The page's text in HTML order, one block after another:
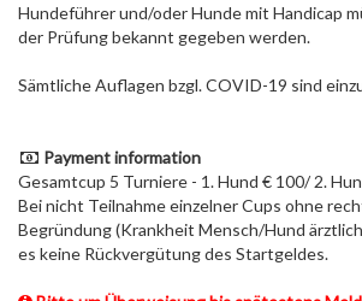
Hundeführer und/oder Hunde mit Handicap
der Prüfung bekannt gegeben werden.
Sämtliche Auflagen bzgl. COVID-19 sind
Payment information
Gesamtcup 5 Turniere - 1. Hund € 100/ 2.
Bei nicht Teilnahme einzelner Cups ohne
Begründung (Krankheit Mensch/Hund
es keine Rückvergütung des Startgeldes.